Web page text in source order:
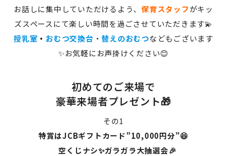
お話しに集中していただけるよう、保育スタッフがキッ
ズスペースにて楽しい時間を過ごさせていただきます💫
授乳室 ・ おむつ交換台 ・替えのおむつなどもございます
✨お気軽にお声掛けください😊
初めてのご来場で
豪華来場者プレゼント🎁
その1
特賞はJCBギフトカード”10,000円分”😆
空くじナシ✨ガラガラ大抽選会🎉